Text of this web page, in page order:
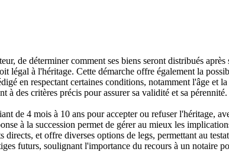
de déterminer comment ses biens seront distribués
légal à l'héritage. Cette démarche offre également la
en respectant certaines conditions, notamment l'âge et
des critères précis pour assurer sa validité et sa pérennité.
de 4 mois à 10 ans pour accepter ou refuser l'héritage,
à la succession permet de gérer au mieux les
et offre diverses options de legs, permettant au
futurs, soulignant l'importance du recours à un notaire